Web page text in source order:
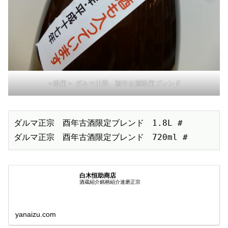
＜限定＞ ダルマ正宗 酉年古酒限定ブレンド
ダルマ正宗　酉年古酒限定ブレンド　1.8L #
ダルマ正宗　酉年古酒限定ブレンド　720ml #
白木恒助商店
酒蔵紹介銘柄紹介達磨正宗
yanaizu.com